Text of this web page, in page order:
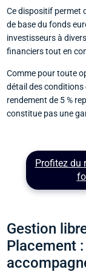
Ce dispositif permet
de base du fonds
investisseurs à
financiers tout en
Comme pour toute
détail des conditions
rendement de 5 %
constitue pas une
Profitez du
Gestion
Placement